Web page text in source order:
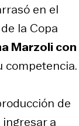
en el
la Copa
Marzoli con
competencia.
de
ingresar a